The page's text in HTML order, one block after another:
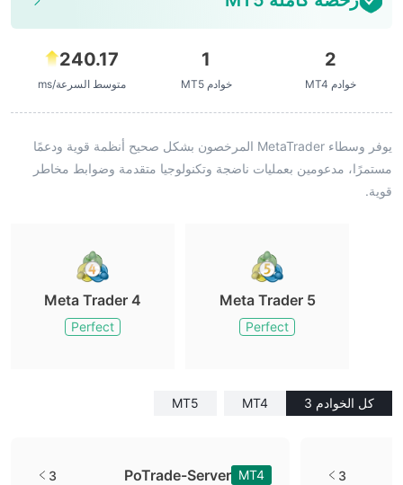
2
خوادم MT4
1
خوادم MT5
240.17
متوسط السرعة/ms
يوفر وسطاء MetaTrader المرخصون بشكل صحيح أنظمة قوية ودعمًا
مستمرًا، مدعومين بعمليات ناضجة وتكنولوجيا متقدمة وضوابط مخاطر
قوية.
Meta Trader 4
Perfect
Meta Trader 5
Perfect
كل الخوادم 3 MT4
MT5
MT4
PoTrade-Server
3 3